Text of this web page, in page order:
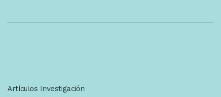
Artículos Investigación